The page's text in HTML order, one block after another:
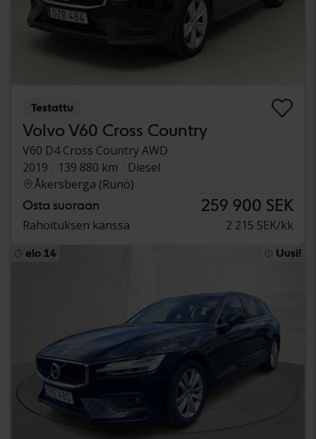
Testattu
Volvo V60 Cross Country
V60 D4 Cross Country AWD
2019
139 880 km
Diesel
Åkersberga (Runö)
Osta suoraan 259 900 SEK
Rahoituksen kanssa 2 215 SEK/kk
elo 14 Uusi!